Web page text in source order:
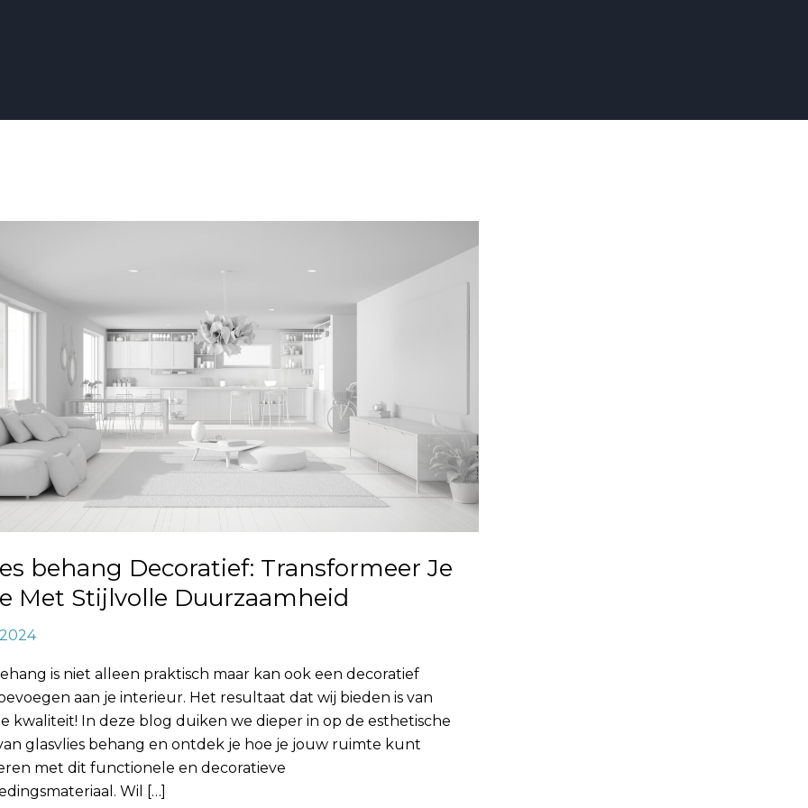
behang Decoratief: Transformeer Je
Met Stijlvolle Duurzaamheid
is niet alleen praktisch maar kan ook een decoratief
aan je interieur. Het resultaat dat wij bieden is van
kwaliteit! In deze blog duiken we dieper in op de esthetische
glasvlies behang en ontdek je hoe je jouw ruimte kunt
met dit functionele en decoratieve
Wil […]